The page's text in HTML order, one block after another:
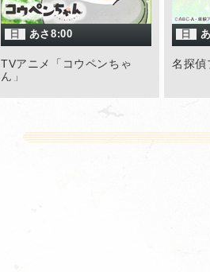
日 あさ8:00
TVアニメ「コウペンちゃ
ん」
日
名探偵